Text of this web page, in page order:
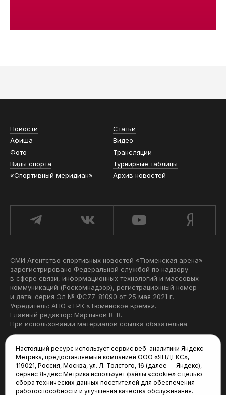
Новости
Статьи
Афиша
Видео
Фото
Трансляции
Виды спорта
Турнирные таблицы
«Спортивный меридиан»
Архив новостей
СМИ Агентство спортивных новостей «Тюменская арена»
зарегистрировано Федеральной службой по надзору
в сфере связи, информационных технологий и массовых
коммуникаций (Роскомнадзор), регистрационный номер
и дата: серия Эл № ФС77-81090 от 25 мая 2021 г.
Учредитель: АНО «ТРК «Тюменское время».
Главный редактор: Мартынов В. В.
При использовании материалов ссылка обязательна.
Редакция:
625035, Тюмень, пр. Геологоразведчиков, 28А
(3452) 68-22-28
Настоящий ресурс использует сервис веб-аналитики Яндекс
Метрика, предоставляемый компанией ООО «ЯНДЕКС»,
119021, Россия, Москва, ул. Л. Толстого, 16 (далее — Яндекс),
сервис Яндекс Метрика использует файлы «cookie» с целью
сбора технических данных посетителей для обеспечения
работоспособности и улучшения качества обслуживания.